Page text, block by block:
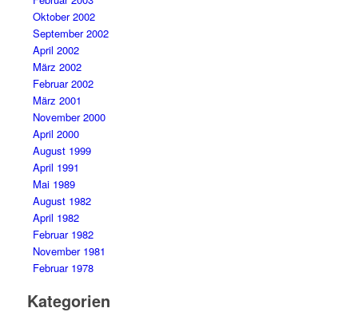
Oktober 2002
September 2002
April 2002
März 2002
Februar 2002
März 2001
November 2000
April 2000
August 1999
April 1991
Mai 1989
August 1982
April 1982
Februar 1982
November 1981
Februar 1978
Kategorien